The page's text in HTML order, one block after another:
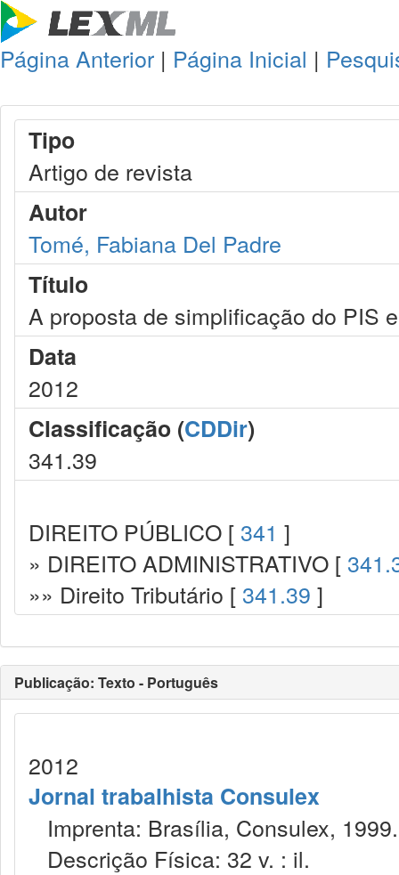
Página Anterior | Página Inicial |
Tipo
Artigo de revista
Autor
Tomé, Fabiana Del Padre
Título
A proposta de simplificação do PIS
Data
2012
Classificação (CDDir)
341.39
DIREITO PÚBLICO [ 341 ]
» DIREITO ADMINISTRATIVO [
»» Direito Tributário [ 341.39 ]
Publicação: Texto - Português
2012
Jornal trabalhista Consulex
Imprenta: Brasília, Consulex, 1999.
Descrição Física: 32 v. : il.